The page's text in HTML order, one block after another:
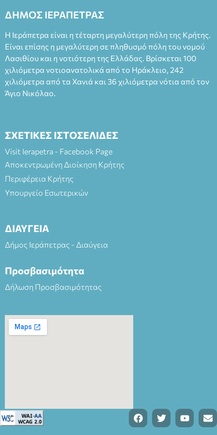
ΔΗΜΟΣ ΙΕΡΑΠΕΤΡΑΣ
Η Ιεράπετρα είναι η τέταρτη μεγαλύτερη πόλη της Κρήτης.
Είναι επίσης η μεγαλύτερη σε πληθυσμό πόλη του νομού
Λασιθίου και η νοτιότερη της Ελλάδας. Βρίσκεται 100
χιλιόμετρα νοτιοανατολικά από το Ηράκλειο, 242
χιλιόμετρα από τα Χανιά και 36 χιλιόμετρα νότια από τον
Άγιο Νικόλαο.
ΣΧΕΤΙΚΕΣ ΙΣΤΟΣΕΛΙΔΕΣ
Visit Ierapetra - Facebook Page
Αποκεντρωμένη Διοίκηση Κρήτης
Περιφέρεια Κρήτης
Υπουργείο Εσωτερικών
ΔΙΑΥΓΕΙΑ
Δήμος Ιεράπετρας - Διαύγεια
Προσβασιμότητα
Δήλωση Προσβασιμότητας